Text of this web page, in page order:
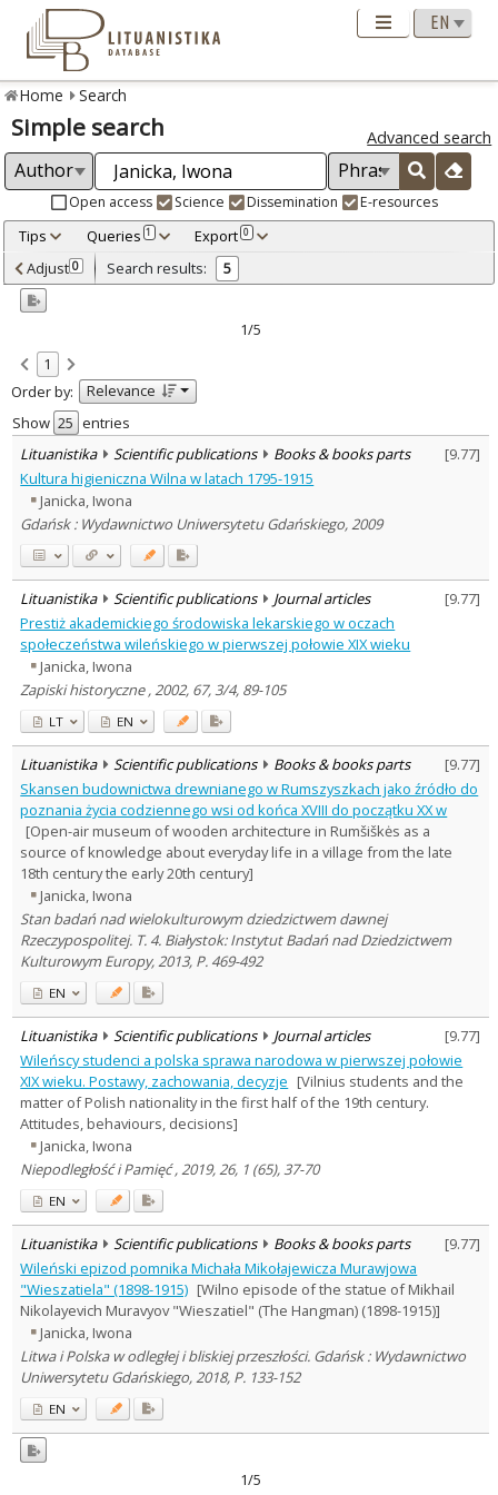
Home Search
Simple search Advanced search
Open access Science Dissemination E-resources
Tips Queries 1 Export 0
Adjusted by criteria 0
Year
Refine
Scientific publications
Document Type:
Books & books parts
Journal articles 2
Subject area
Ethnology 1
History 5
Arts 1
Text language
Country of publication
Historical periods
Lithuanian place names
Subject
Journal
Adjust 0 Search results: 5
1/5
1
Order by:
Relevance
Show
entries
Lituanistika
Scientific publications Books & books parts [9.77]
Kultura higieniczna Wilna w latach 1795-1915
Janicka, Iwona
Gdańsk : Wydawnictwo Uniwersytetu Gdańskiego, 2009
Lituanistika Scientific publications Journal articles [9.77]
Prestiż akademickiego środowiska lekarskiego w oczach
społeczeństwa wileńskiego w pierwszej połowie XIX wieku
Janicka, Iwona
Zapiski historyczne , 2002, 67, 3/4, 89-105
LT EN
Lituanistika Scientific publications Books & books parts [9.77]
Skansen budownictwa drewnianego w Rumszyszkach jako źródło do
poznania życia codziennego wsi od końca XVIII do początku XX w
[Open-air museum of wooden architecture in Rumšiškės as a
source of knowledge about everyday life in a village from the late
18th century the early 20th century]
Janicka, Iwona
Stan badań nad wielokulturowym dziedzictwem dawnej
Rzeczypospolitej. T. 4. Białystok: Instytut Badań nad Dziedzictwem
Kulturowym Europy, 2013, P. 469-492
EN
Lituanistika Scientific publications Journal articles [9.77]
Wileńscy studenci a polska sprawa narodowa w pierwszej połowie
XIX wieku. Postawy, zachowania, decyzje [Vilnius students and the
matter of Polish nationality in the first half of the 19th century.
Attitudes, behaviours, decisions]
Janicka, Iwona
Niepodległość i Pamięć , 2019, 26, 1 (65), 37-70
EN
Lituanistika Scientific publications Books & books parts [9.77]
Wileński epizod pomnika Michała Mikołajewicza Murawjowa
"Wieszatiela" (1898-1915) [Wilno episode of the statue of Mikhail
Nikolayevich Muravyov "Wieszatiel" (The Hangman) (1898-1915)]
Janicka, Iwona
Litwa i Polska w odległej i bliskiej przeszłości. Gdańsk : Wydawnictwo
Uniwersytetu Gdańskiego, 2018, P. 133-152
EN
1/5